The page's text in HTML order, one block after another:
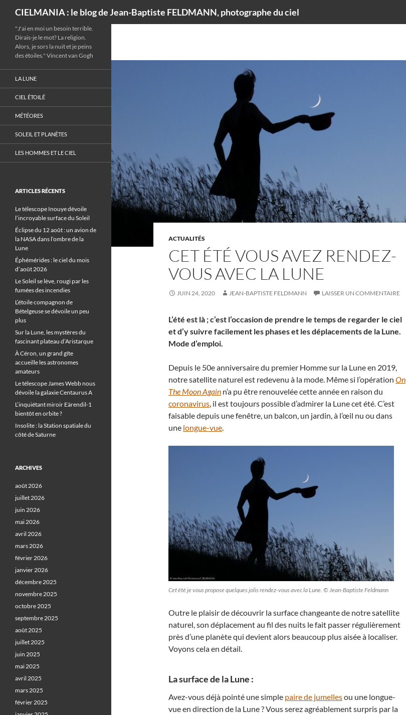
CIELMANIA : le blog de Jean-Baptiste FELDMANN, photographe du ciel
ACTUALITÉS
CET ÉTÉ VOUS AVEZ RENDEZ-
VOUS AVEC LA LUNE
JUIN 24, 2020 JEAN-BAPTISTE FELDMANN LAISSER UN COMMENTAIRE
L’été est là ; c’est l’occasion de prendre le temps de regarder le ciel
et d’y suivre facilement les phases et les déplacements de la Lune.
Mode d’emploi.
Depuis le 50e anniversaire du premier Homme sur la Lune en 2019,
notre satellite naturel est redevenu à la mode. Même si l’opération On
The Moon Again n’a pu être renouvelée cette année en raison du
coronavirus, il est toujours possible d’admirer la Lune cet été. C’est
faisable depuis une fenêtre, un balcon, un jardin, à l’œil nu ou dans
une longue-vue.
Cet été je vous propose quelques jolis rendez-vous avec la Lune. © Jean-Baptiste Feldmann
Outre le plaisir de découvrir la surface changeante de notre satellite
naturel, son déplacement au fil des nuits le fait passer régulièrement
près d’une planète qui devient alors beaucoup plus aisée à localiser.
Voyons cela en détail.
La surface de la Lune :
Avez-vous déjà pointé une simple paire de jumellesou une longue-
vue en direction de la Lune ? Vous serez agréablement surpris par la
"J'ai en moi un besoin terrible.
Dirais-je le mot? La religion.
Alors, je sors la nuit et je peins
des étoiles." Vincent van Gogh
LA LUNE
CIEL ÉTOILÉ
MÉTÉORES
SOLEIL ET PLANÈTES
LES HOMMES ET LE CIEL
ARTICLES RÉCENTS
Le télescope Inouye dévoile
l’incroyable surface du Soleil
Éclipse du 12 août : un avion de
la NASA dans l’ombre de la
Lune
Éphémérides : le ciel du mois
d’août 2026
Le Soleil se lève, rougi par les
fumées des incendies
L’étoile compagnon de
Bételgeuse se dévoile un peu
plus
Sur la Lune, les mystères du
fascinant plateau d’Aristarque
À Céron, un grand gîte
accueille les astronomes
amateurs
Le télescope James Webb nous
dévoile la galaxie Centaurus A
L’inquiétant miroir Eärendil-1
bientôt en orbite ?
Insolite : la Station spatiale du
côté de Saturne
ARCHIVES
août 2026
juillet 2026
juin 2026
mai 2026
avril 2026
mars 2026
février 2026
janvier 2026
décembre 2025
novembre 2025
octobre 2025
septembre 2025
août 2025
juillet 2025
juin 2025
mai 2025
avril 2025
mars 2025
février 2025